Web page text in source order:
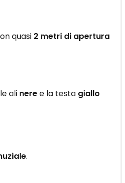
quasi 2 metri di apertura
ali neree la testa giallo
.